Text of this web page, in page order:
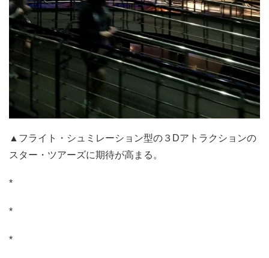
▲フライト・シュミレーション型の３Dアトラクションの
スター・ツアーズに期待が高まる。
*
*
*